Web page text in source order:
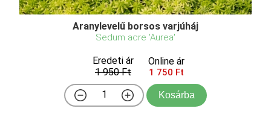
Aranylevelű borsos varjúháj
Sedum acre 'Aurea'
Eredeti ár
1 950 Ft
Online ár
1 750 Ft
Kosárba